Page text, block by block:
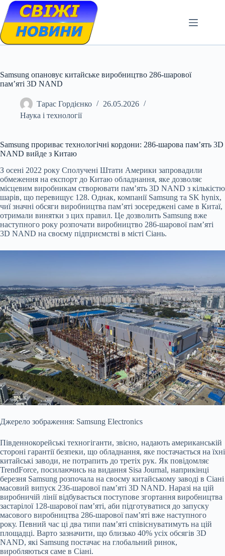
Skip
content
Samsung опановує китайське виробництво 286-шарової
пам’яті 3D NAND
Тарас Гордієнко
26.05.2026
Наука і технології
Samsung прориває технологічні кордони: 286-шарова пам’ять 3D
NAND вийде з Китаю
З осені 2022 року Сполучені Штати Америки запровадили
обмеження на експорт до Китаю обладнання, яке дозволяє
місцевим виробникам створювати пам’ять 3D NAND з кількістю
шарів, що перевищує 128. Однак, компанії Samsung та SK hynix,
чиї значні обсяги виробництва пам’яті зосереджені саме в Китаї,
отримали винятки з цих правил. Це дозволить Samsung вже
наступного року розпочати виробництво 286-шарової пам’яті
3D NAND на своєму підприємстві в місті Сіань.
Джерело зображення: Samsung Electronics
Південнокорейські техногіганти, звісно, надають американській
стороні гарантії безпеки, що обладнання, яке постачається на їхні
китайські заводи, не потрапить до третіх рук. Як повідомляє
TrendForce, посилаючись на видання Sisa Journal, наприкінці
березня Samsung розпочала на своєму китайському заводі в Сіані
масовий випуск 236-шарової пам’яті 3D NAND. Наразі на цій
виробничій лінії відбувається поступове згортання виробництва
застарілої 128-шарової пам’яті, аби підготуватися до запуску
масового виробництва 286-шарової пам’яті вже наступного
року. Певний час ці два типи пам’яті співіснуватимуть на цій
площадці. Варто зазначити, що близько 40% усіх обсягів 3D
NAND, які Samsung постачає на глобальний ринок,
виробляються саме в Сіані.